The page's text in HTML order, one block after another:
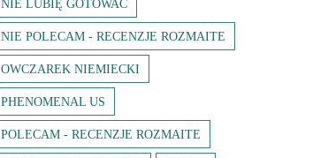
NIE LUBIĘ GOTOWAĆ
NIE POLECAM - RECENZJE ROZMAITE
OWCZAREK NIEMIECKI
PHENOMENAL US
POLECAM - RECENZJE ROZMAITE